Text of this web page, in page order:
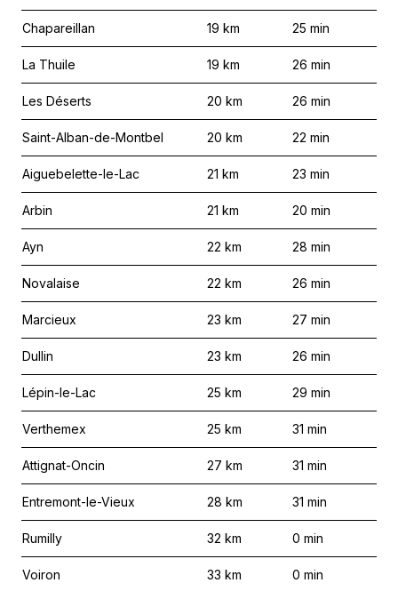
Chapareillan 19 km 25 min
La Thuile 19 km 26 min
Les Déserts 20 km 26 min
Saint-Alban-de-Montbel 20 km 22 min
Aiguebelette-le-Lac 21 km 23 min
Arbin 21 km 20 min
Ayn 22 km 28 min
Novalaise 22 km 26 min
Marcieux 23 km 27 min
Dullin 23 km 26 min
Lépin-le-Lac 25 km 29 min
Verthemex 25 km 31 min
Attignat-Oncin 27 km 31 min
Entremont-le-Vieux 28 km 31 min
Rumilly 32 km 0 min
Voiron 33 km 0 min